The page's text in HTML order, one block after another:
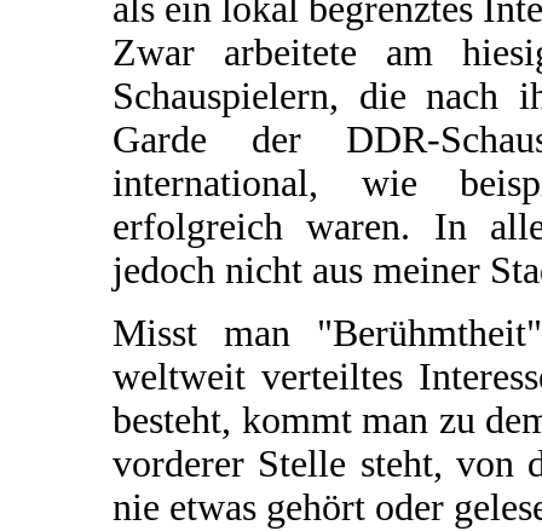
als ein lokal begrenztes
Zwar arbeitete am
Schauspielern, die nach
Garde der DDR-
international, wie
erfolgreich waren. In
jedoch nicht aus meiner
Misst man
weltweit verteiltes
besteht, kommt man zu
vorderer Stelle steht, von
nie etwas gehört oder